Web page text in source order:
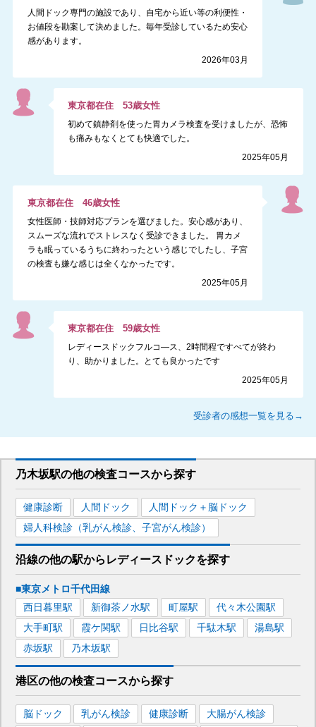
人間ドック専門の施設であり、自宅から近い等の利便性・
お値段を勘案して決めました。毎年受診しているため安心
感があります。
2026年03月
東京都在住53歳女性
初めて鎮静剤を使った胃カメラ検査を受けましたが、恐怖
も痛みもなくとても快適でした。
2025年05月
東京都在住 46歳女性
女性医師・技師対応プランを選びました。安心感があり、
スムーズな流れでストレスなく受診できました。 胃カメ
ラも眠っているうちに終わったという感じでしたし、子宮
の検査も嫌な感じは全くなかったです。
2025年05月
東京都在住59歳女性
レディースドックフルコ―ス、2時間程ですべてが終わ
り、助かりました。とても良かったです
2025年05月
受診者の感想一覧を見る→
乃木坂駅の他の検査コースから探す
健康診断 人間ドック
人間ドック＋脳ドック
婦人科検診（乳がん検診、子宮がん検診）
沿線の他の駅から レディースドックを探す
■東京メトロ千代田線
西日暮里駅 新御茶ノ水駅 町屋駅 代々木公園駅
大手町駅 霞ケ関駅 日比谷駅 千駄木駅 湯島駅
赤坂駅 乃木坂駅
港区の他の検査コースから探す
脳ドック 乳がん検診 健康診断
大腸がん検診